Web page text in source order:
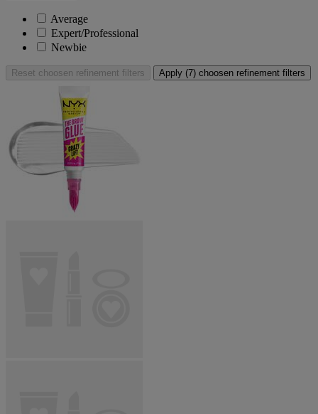
Average
Expert/Professional
Newbie
Reset choosen refinement filters Apply (7) choosen refinement filters